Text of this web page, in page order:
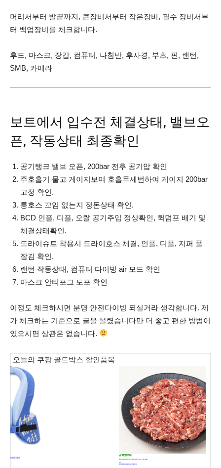
머리서부터 발끝까지, 큰장비서부터 작은장비, 필수 장비서부
터 백업장비를 체크합니다.
후드, 마스크, 장갑, 컴퓨터, 나침반, 후사경, 부츠, 핀, 랜턴,
SMB, 카메라
보트에서 입수전 체결상태, 밸브오
픈, 작동상태 최종확인
공기탱크 밸브 오픈, 200bar 전후 공기압 확인
주호흡기 물고 게이지보며 호흡두세번하여 게이지 200bar
고정 확인.
롱호스 꼬임 없는지 정돈상태 확인.
BCD 인플, 디플, 오랄 공기주입 정상확인, 퀵덤프 배기 및
체결상태확인.
드라이슈트 착용시 드라이호스 체결, 인플, 디플, 지퍼 풀
잠김 확인.
랜턴 작동상태, 컴퓨터 다이빙 air 모드 확인
마스크 안티포그 도포 확인
이정도 체크하시면 분명 안전다이빙 되실거라 생각합니다. 제
가 체크하는 기준으로 글을 올렸습니다만 더 좋고 편한 방법이
있으시면 상관은 없습니다.
오늘의 쿠팡 골드박스 할인품목